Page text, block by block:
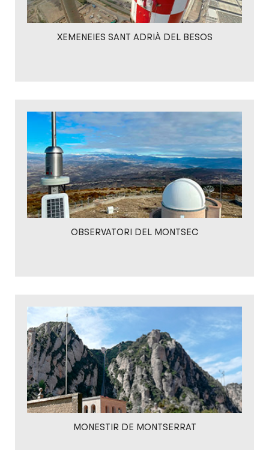
XEMENEIES SANT ADRIÀ DEL BESOS
OBSERVATORI DEL MONTSEC
MONESTIR DE MONTSERRAT